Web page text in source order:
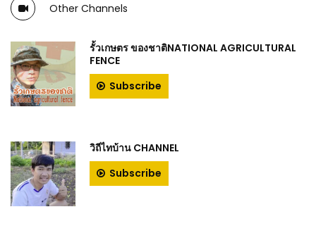
Other Channels
รั้วเกษตร ของชาติNATIONAL AGRICULTURAL
FENCE
Subscribe
วิถีไทบ้าน CHANNEL
Subscribe